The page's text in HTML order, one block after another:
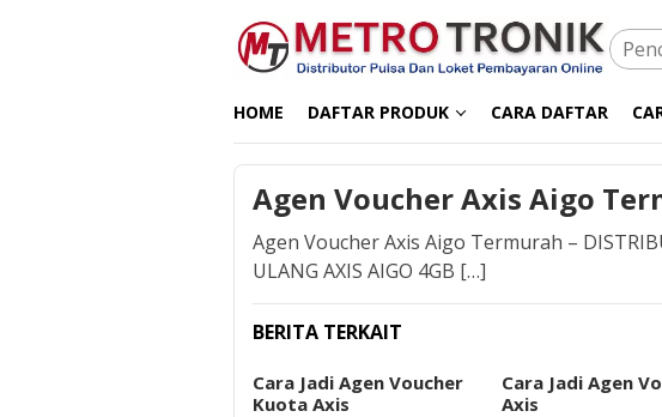
HOME DAFTAR PRODUK CARA DAFTAR
Agen Voucher Axis Aigo
Agen Voucher Axis Aigo Termurah –
ULANG AXIS AIGO 4GB […]
BERITA TERKAIT
Cara Jadi Agen Voucher
Kuota Axis
Cara Jadi Agen
Axis